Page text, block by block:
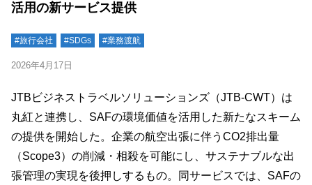
活用の新サービス提供
#旅行会社 #SDGs #業務渡航
2026年4月17日
JTBビジネストラベルソリューションズ（JTB-CWT）は
丸紅と連携し、SAFの環境価値を活用した新たなスキーム
の提供を開始した。企業の航空出張に伴うCO2排出量
（Scope3）の削減・相殺を可能にし、サステナブルな出
張管理の実現を後押しするもの。同サービスでは、SAFの